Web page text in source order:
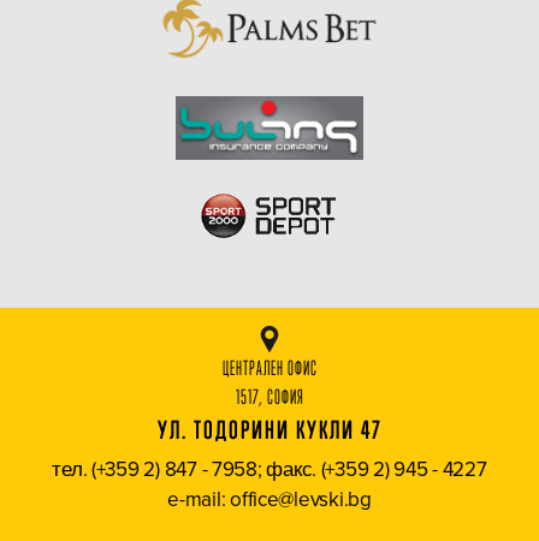
ЦЕНТРАЛЕН ОФИС
1517, СОФИЯ
УЛ. ТОДОРИНИ КУКЛИ 47
тел. (+359 2) 847 - 7958; факс. (+359 2) 945 - 4227
e-mail: office@levski.bg